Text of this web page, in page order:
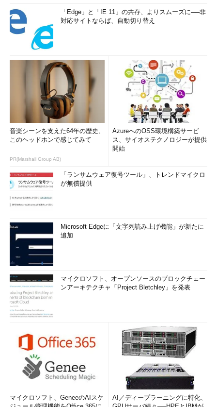
「Edge」と「IE 11」の共存、よりスムーズに──非
対応サイトならば、自動切り替え
音楽シーンを支えた64年の歴史、
このヘッドホンで感じてみて
PR(Marshall Group AB)
AzureへのOSS環境構築サービ
ス、サイオステクノロジーが提供
開始
「ランサムウェア復号ツール」、トレンドマイクロ
が無償提供
Microsoft Edgeに「文字列読み上げ機能」が新たに
追加
マイクロソフト、オープンソースのブロックチェー
ンアーキテクチャ「Project Bletchley」を発表
マイクロソフト、GeneeのAIスケ
AI／ディープラーニングに特化、